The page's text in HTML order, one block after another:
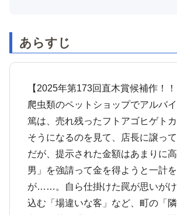
あらすじ
【2025年第173回直木賞候補作！！
爬虫類のペットショップでアルバ
篤は、売れ残ったフトアゴヒゲト
そうになるのを見て、店長に譲って
だが、提示された金額はあまりに
男」を強請って金を得ようと一計
が……。自ら仕掛けた罠が思いが
込む「場違いな客」など、町の「